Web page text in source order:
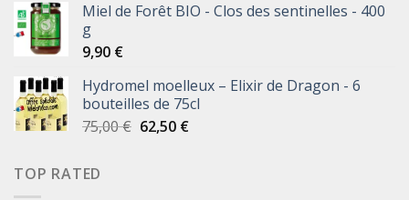
Miel de Forêt BIO - Clos des sentinelles - 400
g
9,90 €
Hydromel moelleux – Elixir de Dragon - 6
bouteilles de 75cl
75,00€ 62,50 €
TOP RATED